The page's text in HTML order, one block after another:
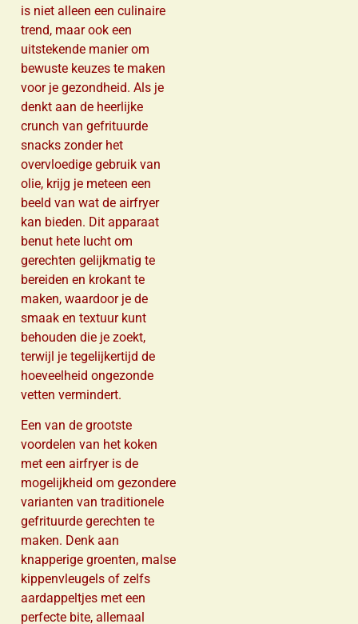
is niet alleen een culinaire
trend, maar ook een
uitstekende manier om
bewuste keuzes te maken
voor je gezondheid. Als je
denkt aan de heerlijke
crunch van gefrituurde
snacks zonder het
overvloedige gebruik van
olie, krijg je meteen een
beeld van wat de airfryer
kan bieden. Dit apparaat
benut hete lucht om
gerechten gelijkmatig te
bereiden en krokant te
maken, waardoor je de
smaak en textuur kunt
behouden die je zoekt,
terwijl je tegelijkertijd de
hoeveelheid ongezonde
vetten vermindert.
Een van de grootste
voordelen van het koken
met een airfryer is de
mogelijkheid om gezondere
varianten van traditionele
gefrituurde gerechten te
maken. Denk aan
knapperige groenten, malse
kippenvleugels of zelfs
aardappeltjes met een
perfecte bite, allemaal